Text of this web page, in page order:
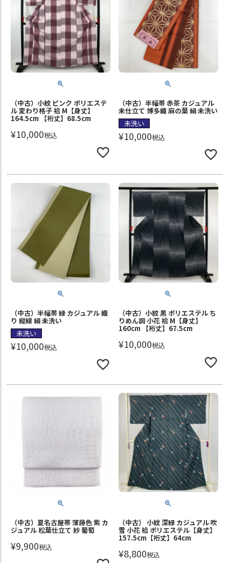
（中古）小紋 ピンク ポリエステ
ル 変わり格子 袷 M【身丈】
164.5cm 【裄丈】68.5cm
¥10,000税込
（中古）半幅帯 赤茶 カジュアル
未仕立て 博多織 麻の葉 絹 未洗い
未洗い
¥10,000税込
（中古）半幅帯 緑 カジュアル 織
り 縦線 絹 未洗い
未洗い
¥10,000税込
（中古）小紋 黒 ポリエステル ち
りめん調 小花 袷 M【身丈】
160cm 【裄丈】67.5cm
¥10,000税込
（中古）夏名古屋帯 薄藤色 紫 カ
ジュアル 松葉仕立て 紗 葡萄
¥9,900税込
（中古） 小紋 深緑 カジュアル 吹
雪 小花 袷 ポリエステル【身丈】
157.5cm【裄丈】64cm
¥8,800税込